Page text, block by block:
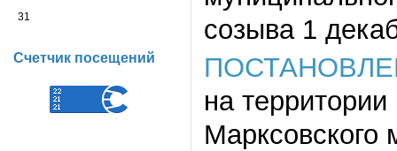
созыва 1
на
Марксовского
31
Счетчик посещений